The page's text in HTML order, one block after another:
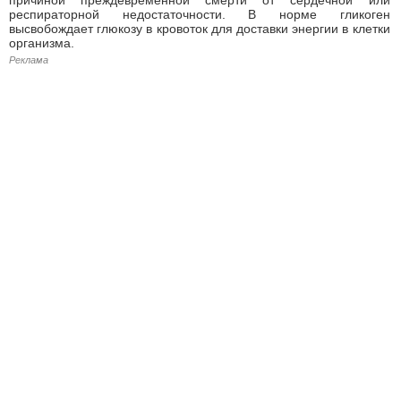
респираторной недостаточности. В норме гликоген
высвобождает глюкозу в кровоток для доставки энергии в клетки
организма.
Реклама